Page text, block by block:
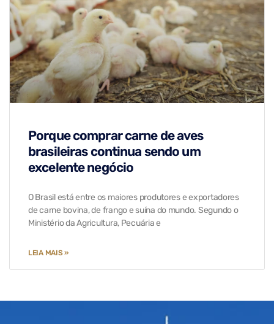
Porque comprar carne de aves
brasileiras continua sendo um
excelente negócio
O Brasil está entre os maiores produtores e exportadores
de carne bovina, de frango e suína do mundo. Segundo o
Ministério da Agricultura, Pecuária e
LEIA MAIS »